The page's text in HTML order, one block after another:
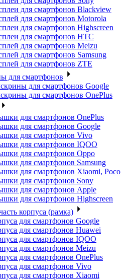
для смартфонов Blackview
для смартфонов Motorola
для смартфонов Highscreen
для смартфонов HTC
для смартфонов Meizu
для смартфонов Samsung
для смартфонов ZTE
для смартфонов
для смартфонов Google
для смартфонов OnePlus
для смартфонов OnePlus
для смартфонов Google
для смартфонов Vivo
для смартфонов IQOO
для смартфонов Oppo
для смартфонов Samsung
для смартфонов Xiaomi, Poco
для смартфонов Sony
для смартфонов Apple
для смартфонов Highscreen
корпуса (рамка)
для смартфонов Google
для смартфонов Huawei
для смартфонов IQOO
для смартфонов Meizu
для смартфонов OnePlus
для смартфонов Vivo
для смартфонов Xiaomi